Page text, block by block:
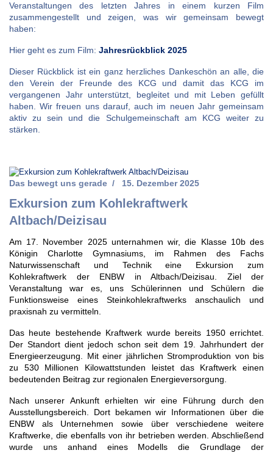
Veranstaltungen des letzten Jahres in einem kurzen Film
zusammengestellt und zeigen, was wir gemeinsam bewegt
haben:
Hier geht es zum Film: Jahresrückblick 2025
Dieser Rückblick ist ein ganz herzliches Dankeschön an alle, die
den Verein der Freunde des KCG und damit das KCG im
vergangenen Jahr unterstützt, begleitet und mit Leben gefüllt
haben. Wir freuen uns darauf, auch im neuen Jahr gemeinsam
aktiv zu sein und die Schulgemeinschaft am KCG weiter zu
stärken.
Exkursion zum Kohlekraftwerk
Altbach/Deizisau
Das bewegt uns gerade 15. Dezember 2025
Am 17. November 2025 unternahmen wir, die Klasse 10b des
Königin Charlotte Gymnasiums, im Rahmen des Fachs
Naturwissenschaft und Technik eine Exkursion zum
Kohlekraftwerk der ENBW in Altbach/Deizisau. Ziel der
Veranstaltung war es, uns Schülerinnen und Schülern die
Funktionsweise eines Steinkohlekraftwerks anschaulich und
praxisnah zu vermitteln.
Das heute bestehende Kraftwerk wurde bereits 1950 errichtet.
Der Standort dient jedoch schon seit dem 19. Jahrhundert der
Energieerzeugung. Mit einer jährlichen Stromproduktion von bis
zu 530 Millionen Kilowattstunden leistet das Kraftwerk einen
bedeutenden Beitrag zur regionalen Energieversorgung.
Nach unserer Ankunft erhielten wir eine Führung durch den
Ausstellungsbereich. Dort bekamen wir Informationen über die
ENBW als Unternehmen sowie über verschiedene weitere
Kraftwerke, die ebenfalls von ihr betrieben werden. Abschließend
wurde uns anhand eines Modells die Grundlage der